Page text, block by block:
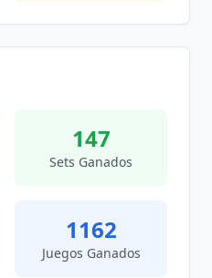
147
Sets Ganados
1162
Juegos Ganados